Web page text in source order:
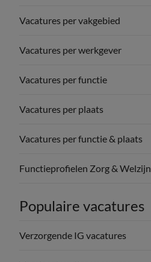
Vacatures per vakgebied
Vacatures per werkgever
Vacatures per functie
Vacatures per plaats
Vacatures per functie & plaats
Functieprofielen Zorg & Welzijn
Populaire vacatures
Verzorgende IG vacatures